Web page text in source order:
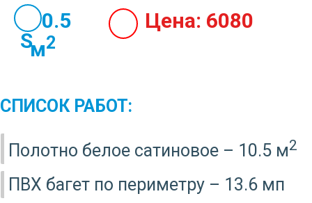
10.5
м2
Цена: 6080
СПИСОК РАБОТ:
Полотно белое сатиновое – 10.5 м2
ПВХ багет по периметру – 13.6 мп